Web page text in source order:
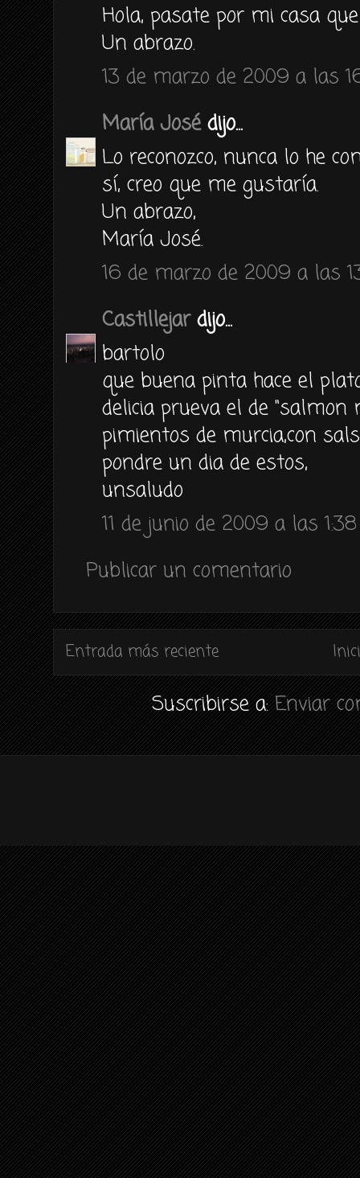
Hola, pasate por mi casa
Un abrazo.
13 de marzo de 2009 a las
María Josédijo...
Lo reconozco, nunca lo he
sí, creo que me gustaría.
Un abrazo,
María José.
16 de marzo de 2009 a las
Castillejardijo...
bartolo
que buena pinta hace el
delicia prueva el de
pimientos de murcia,con
pondre un dia de estos,
unsaludo
11 de junio de 2009 a las 1:38
Publicar un comentario
Entrada más reciente
Suscribirse a:Enviar